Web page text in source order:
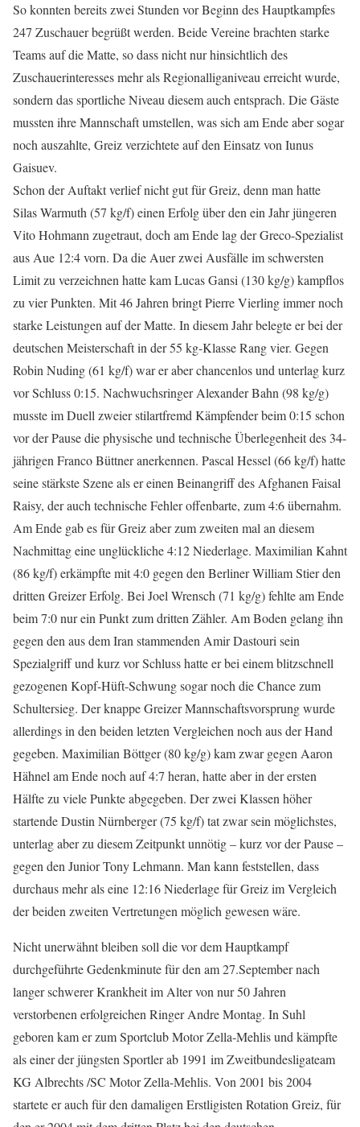
So konnten bereits zwei Stunden vor Beginn des Hauptkampfes
247 Zuschauer begrüßt werden. Beide Vereine brachten starke
Teams auf die Matte, so dass nicht nur hinsichtlich des
Zuschauerinteresses mehr als Regionalliganiveau erreicht wurde,
sondern das sportliche Niveau diesem auch entsprach. Die Gäste
mussten ihre Mannschaft umstellen, was sich am Ende aber sogar
noch auszahlte, Greiz verzichtete auf den Einsatz von Iunus
Gaisuev.
Schon der Auftakt verlief nicht gut für Greiz, denn man hatte
Silas Warmuth (57 kg/f) einen Erfolg über den ein Jahr jüngeren
Vito Hohmann zugetraut, doch am Ende lag der Greco-Spezialist
aus Aue 12:4 vorn. Da die Auer zwei Ausfälle im schwersten
Limit zu verzeichnen hatte kam Lucas Gansi (130 kg/g) kampflos
zu vier Punkten. Mit 46 Jahren bringt Pierre Vierling immer noch
starke Leistungen auf der Matte. In diesem Jahr belegte er bei der
deutschen Meisterschaft in der 55 kg-Klasse Rang vier. Gegen
Robin Nuding (61 kg/f) war er aber chancenlos und unterlag kurz
vor Schluss 0:15. Nachwuchsringer Alexander Bahn (98 kg/g)
musste im Duell zweier stilartfremd Kämpfender beim 0:15 schon
vor der Pause die physische und technische Überlegenheit des 34-
jährigen Franco Büttner anerkennen. Pascal Hessel (66 kg/f) hatte
seine stärkste Szene als er einen Beinangriff des Afghanen Faisal
Raisy, der auch technische Fehler offenbarte, zum 4:6 übernahm.
Am Ende gab es für Greiz aber zum zweiten mal an diesem
Nachmittag eine unglückliche 4:12 Niederlage. Maximilian Kahnt
(86 kg/f) erkämpfte mit 4:0 gegen den Berliner William Stier den
dritten Greizer Erfolg. Bei Joel Wrensch (71 kg/g) fehlte am Ende
beim 7:0 nur ein Punkt zum dritten Zähler. Am Boden gelang ihn
gegen den aus dem Iran stammenden Amir Dastouri sein
Spezialgriff und kurz vor Schluss hatte er bei einem blitzschnell
gezogenen Kopf-Hüft-Schwung sogar noch die Chance zum
Schultersieg. Der knappe Greizer Mannschaftsvorsprung wurde
allerdings in den beiden letzten Vergleichen noch aus der Hand
gegeben. Maximilian Böttger (80 kg/g) kam zwar gegen Aaron
Hähnel am Ende noch auf 4:7 heran, hatte aber in der ersten
Hälfte zu viele Punkte abgegeben. Der zwei Klassen höher
startende Dustin Nürnberger (75 kg/f) tat zwar sein möglichstes,
unterlag aber zu diesem Zeitpunkt unnötig – kurz vor der Pause –
gegen den Junior Tony Lehmann. Man kann feststellen, dass
durchaus mehr als eine 12:16 Niederlage für Greiz im Vergleich
der beiden zweiten Vertretungen möglich gewesen wäre.
Nicht unerwähnt bleiben soll die vor dem Hauptkampf
durchgeführte Gedenkminute für den am 27.September nach
langer schwerer Krankheit im Alter von nur 50 Jahren
verstorbenen erfolgreichen Ringer Andre Montag. In Suhl
geboren kam er zum Sportclub Motor Zella-Mehlis und kämpfte
als einer der jüngsten Sportler ab 1991 im Zweitbundesligateam
KG Albrechts /SC Motor Zella-Mehlis. Von 2001 bis 2004
startete er auch für den damaligen Erstligisten Rotation Greiz, für